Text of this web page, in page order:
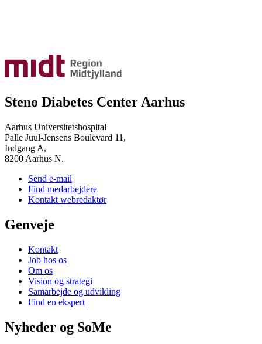
Steno Diabetes Center Aarhus
Aarhus Universitetshospital
Palle Juul-Jensens Boulevard 11,
Indgang A,
8200 Aarhus N.
Send e-mail
Find medarbejdere
Kontakt webredaktør
Genveje
Kontakt
Job hos os
Om os
Vision og strategi
Samarbejde og udvikling
Find en ekspert
Nyheder og SoMe